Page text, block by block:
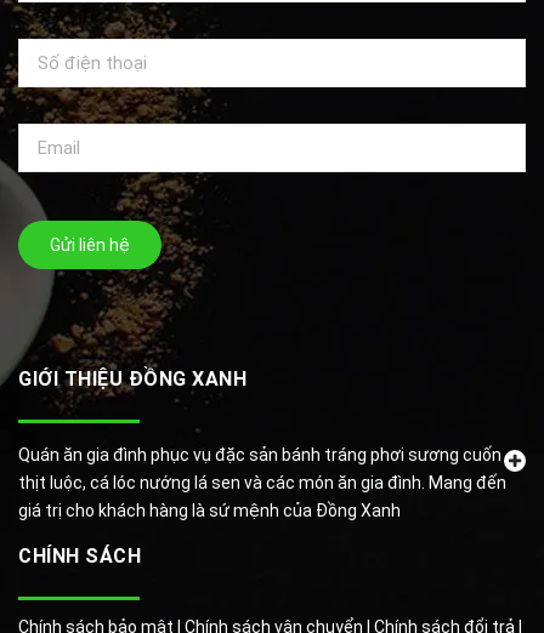
Gửi liên hệ
GIỚI THIỆU ĐỒNG XANH
Quán ăn gia đình phục vụ đặc sản bánh tráng phơi sương cuốn
thịt luộc, cá lóc nướng lá sen và các món ăn gia đình. Mang đến
giá trị cho khách hàng là sứ mệnh của Đồng Xanh
CHÍNH SÁCH
Chính sách bảo mật | Chính sách vận chuyển | Chính sách đổi trả |